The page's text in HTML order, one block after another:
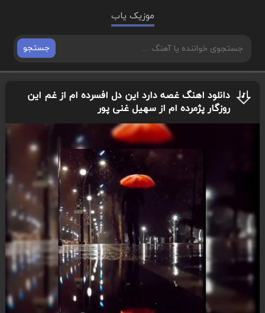
موزیک یاب
جستجو
دانلود اهنگ غصه دارد این دل افسرده ام از غم این
روزگار پژمرده ام از سهیل غنی پور